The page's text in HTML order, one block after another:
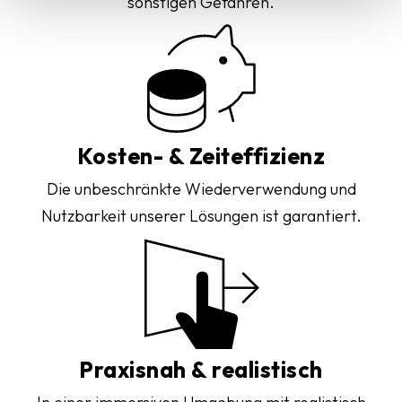
Kosten- & Zeiteffizienz
Die unbeschränkte Wiederverwendung und
Nutzbarkeit unserer Lösungen ist garantiert.
Praxisnah & realistisch